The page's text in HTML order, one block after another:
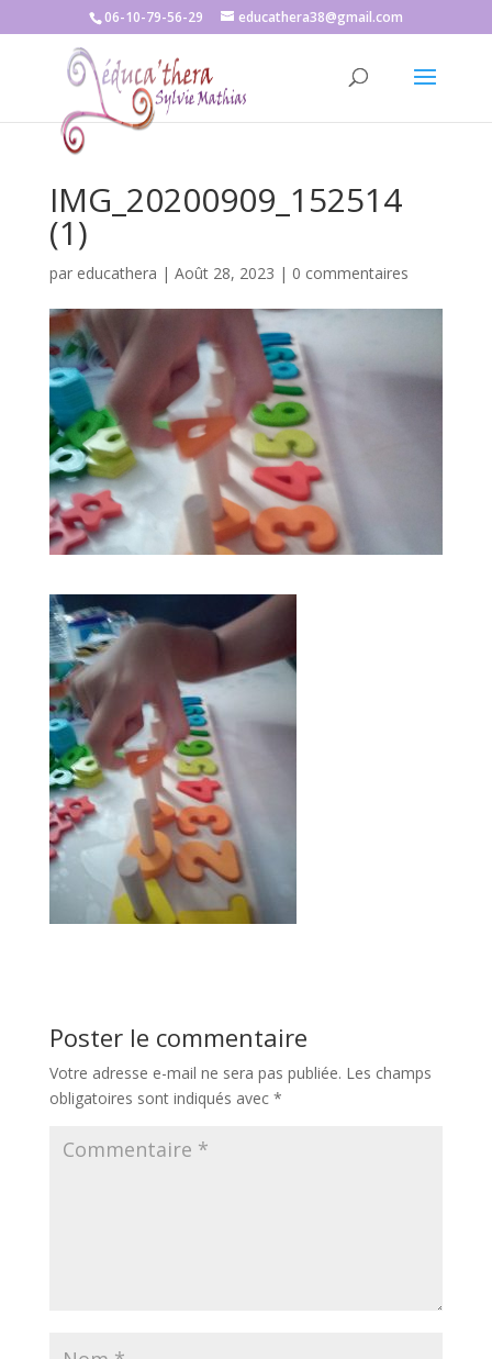
06-10-79-56-29 educathera38@gmail.com
IMG_20200909_152514
(1)
par educathera | Août 28, 2023 | 0 commentaires
Poster le commentaire
Votre adresse e-mail ne sera pas publiée. Les champs
obligatoires sont indiqués avec *